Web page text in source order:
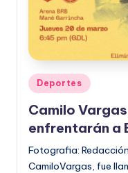
Publicado
en
Deportes
Camilo
enfrentarán a
Fotografia:
CamiloVargas, fue